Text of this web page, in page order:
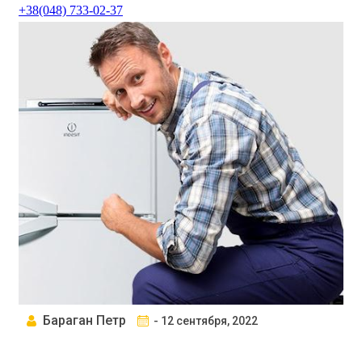
+38(048) 733-02-37
Бараган Петр - 12 сентября, 2022